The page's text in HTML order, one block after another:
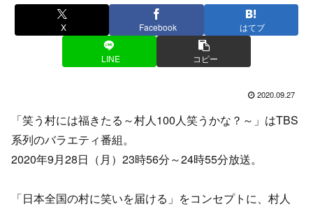
X Facebook はてブ
LINE コピー
2020.09.27
「笑う村には福きたる～村人100人笑うかな？～」はTBS
系列のバラエティ番組。
2020年9月28日（月）23時56分～24時55分放送。
「日本全国の村に笑いを届ける」をコンセプトに、村人